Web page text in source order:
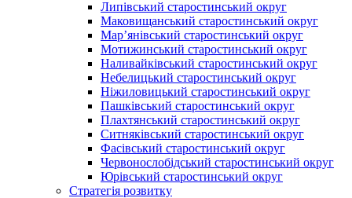
Липівський старостинський округ
Маковищанський старостинський округ
Мар’янівський старостинський округ
Мотижинський старостинський округ
Наливайківський старостинський округ
Небелицький старостинський округ
Ніжиловицький старостинський округ
Пашківський старостинський округ
Плахтянський старостинський округ
Ситняківський старостинський округ
Фасівський старостинський округ
Червонослобідський старостинський округ
Юрівський старостинський округ
Стратегія розвитку